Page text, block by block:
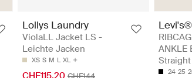
Lollys Laundry
ViolaLL Jacket LS -
Leichte Jacken
XS S M L XL
CHF115.20 CHF144
Levi's®
ANKLE
24 25